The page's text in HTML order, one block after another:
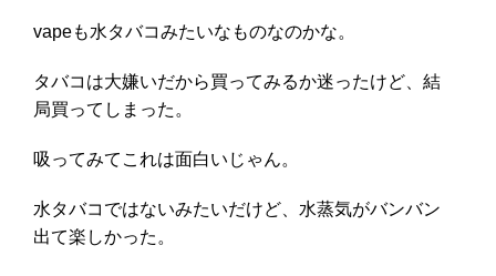
vapeも水タバコみたいなものなのかな。
タバコは大嫌いだから買ってみるか迷ったけど、結
局買ってしまった。
吸ってみてこれは面白いじゃん。
水タバコではないみたいだけど、水蒸気がバンバン
出て楽しかった。